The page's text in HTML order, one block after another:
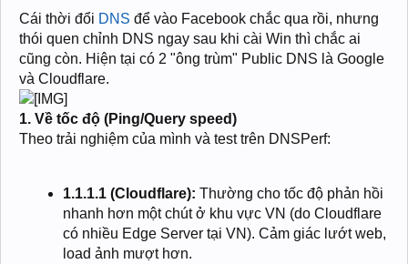
Cái thời đổi DNS để vào Facebook chắc qua rồi, nhưng
thói quen chỉnh DNS ngay sau khi cài Win thì chắc ai
cũng còn. Hiện tại có 2 "ông trùm" Public DNS là Google
và Cloudflare.
1. Về tốc độ (Ping/Query speed)
Theo trải nghiệm của mình và test trên DNSPerf:
1.1.1.1 (Cloudflare): Thường cho tốc độ phản hồi
nhanh hơn một chút ở khu vực VN (do Cloudflare
có nhiều Edge Server tại VN). Cảm giác lướt web,
load ảnh mượt hơn.